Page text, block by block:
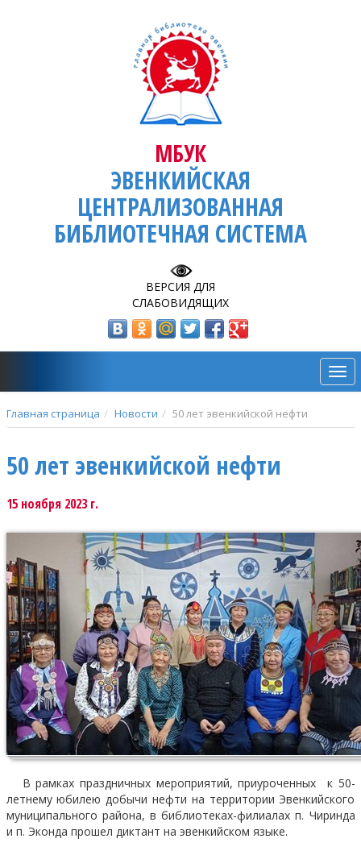
МБУК
ЭВЕНКИЙСКАЯ
ЦЕНТРАЛИЗОВАННАЯ
БИБЛИОТЕЧНАЯ СИСТЕМА
ВЕРСИЯ ДЛЯ
СЛАБОВИДЯЩИХ
Главная страница Новости 50 лет эвенкийской нефти
50 лет эвенкийской нефти
15 ноября 2023 г.
В рамках праздничных мероприятий, приуроченных к 50-
летнему юбилею добычи нефти на территории Эвенкийского
муниципального района, в библиотеках-филиалах п. Чиринда
и п. Эконда прошел диктант на эвенкийском языке.